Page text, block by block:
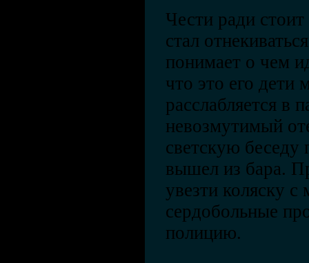
Чести ради
стал
понимает о чем
что это его дети
расслабляется в
невозмутимый
светскую беседу
вышел из бара.
увезти коляску
сердобольные
полицию.